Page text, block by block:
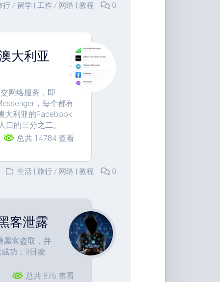
行 / 留学 | 工作 / 网络 | 教程 0
大利亚
网络服务，即
，每个都有
大利亚的Facebook
的三分之二。
总共 14784 查看
生活 | 旅行 / 网络 | 教程 0
客泄露
黑客盗取，并
功，9日凌
总共 876 查看